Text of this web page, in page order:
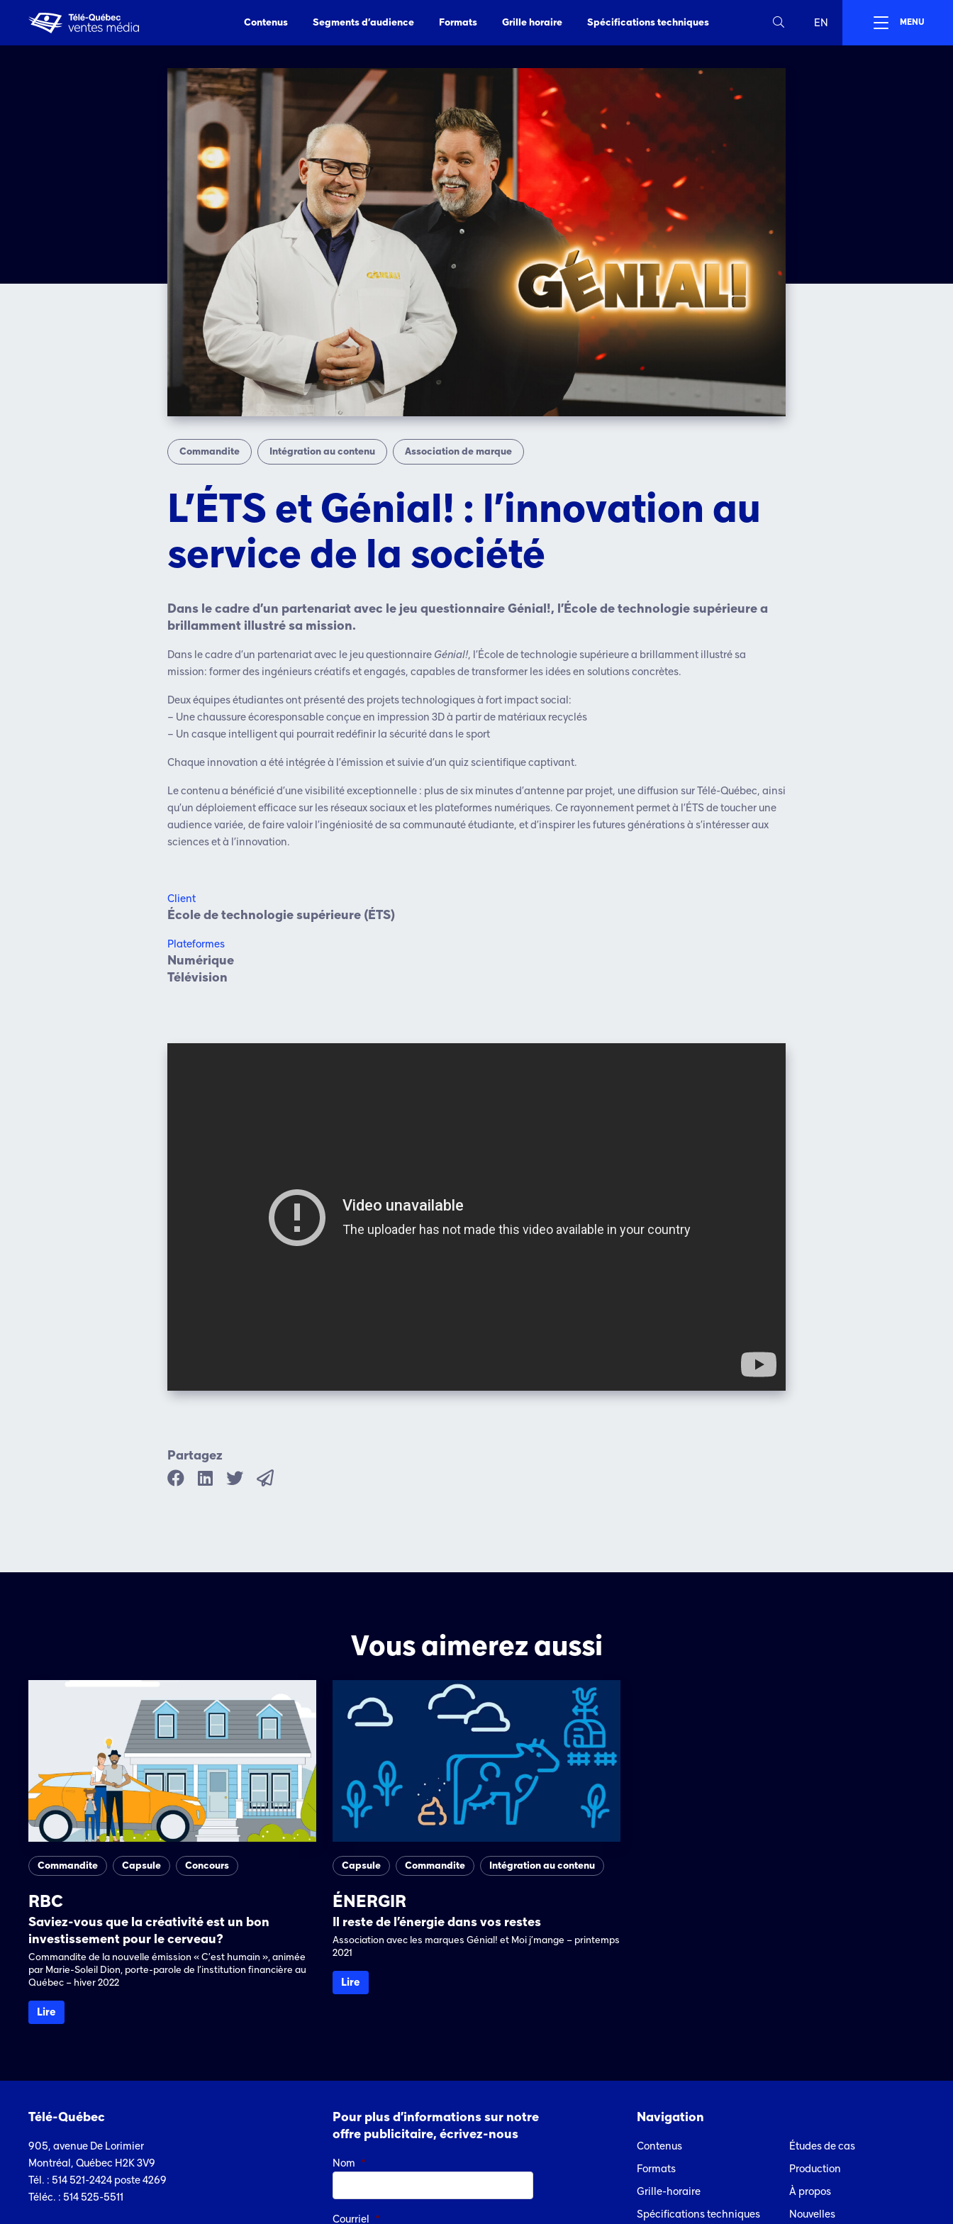
Contenus Segments d’audience Formats Grille horaire Spécifications techniques EN MENU
Commandite Intégration au contenu Association de marque
L’ÉTS et Génial! : l’innovation au
service de la société
Dans le cadre d’un partenariat avec le jeu questionnaire Génial!, l’École de technologie supérieure a
brillamment illustré sa mission.
Dans le cadre d’un partenariat avec le jeu questionnaire Génial!, l’École de technologie supérieure a brillamment illustré sa
mission: former des ingénieurs créatifs et engagés, capables de transformer les idées en solutions concrètes.
Deux équipes étudiantes ont présenté des projets technologiques à fort impact social:
– Une chaussure écoresponsable conçue en impression 3D à partir de matériaux recyclés
– Un casque intelligent qui pourrait redéfinir la sécurité dans le sport
Chaque innovation a été intégrée à l’émission et suivie d’un quiz scientifique captivant.
Le contenu a bénéficié d’une visibilité exceptionnelle : plus de six minutes d’antenne par projet, une diffusion sur Télé-Québec, ainsi
qu’un déploiement efficace sur les réseaux sociaux et les plateformes numériques. Ce rayonnement permet à l’ÉTS de toucher une
audience variée, de faire valoir l’ingéniosité de sa communauté étudiante, et d’inspirer les futures générations à s’intéresser aux
sciences et à l’innovation.
Client
École de technologie supérieure (ÉTS)
Plateformes
Numérique
Télévision
Partagez
Vous aimerez aussi
Commandite Capsule Concours
RBC
Saviez-vous que la créativité est un bon
investissement pour le cerveau?
Commandite de la nouvelle émission « C’est humain », animée
par Marie-Soleil Dion, porte-parole de l’institution financière au
Québec – hiver 2022
Lire
Capsule Commandite Intégration au contenu
ÉNERGIR
Il reste de l’énergie dans vos restes
Association avec les marques Génial! et Moi j’mange – printemps
2021
Lire
Télé-Québec
905, avenue De Lorimier
Montréal, Québec H2K 3V9
Tél. : 514 521-2424 poste 4269
Téléc. : 514 525-5511
Pour plus d’informations sur notre
offre publicitaire, écrivez-nous
Nom *
Courriel *
Navigation
Contenus
Formats
Grille-horaire
Spécifications techniques
Études de cas
Production
À propos
Nouvelles